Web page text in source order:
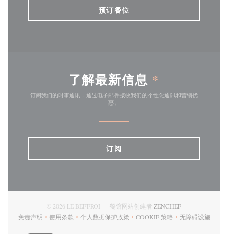
预订餐位
了解最新信息 *
订阅我们的时事通讯，通过电子邮件接收我们的个性化通讯和营销优
惠。
订阅
© 2026 LE BEFFROI — 餐馆网站创建者 ZENCHEF((在新窗口中打
免责声明
((在新窗口中打开))
使用条款
((在新窗口中打开))
个人数据保护政策
((在新窗口中打开))
COOKIE 策略
((在新窗口中打开))
无障碍设施
((在新窗口